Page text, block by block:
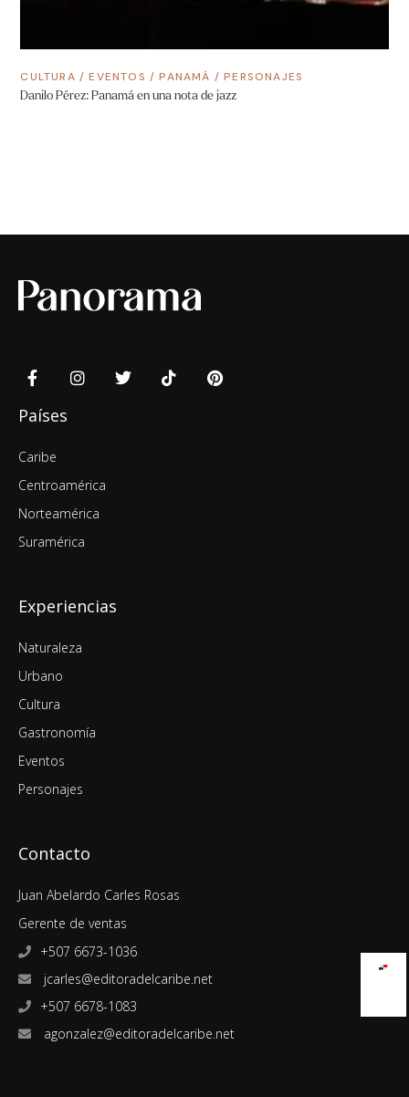
CULTURA /EVENTOS /PANAMÁ /PERSONAJES
Danilo Pérez: Panamá en una nota de jazz
Países
Caribe
Centroamérica
Norteamérica
Suramérica
Experiencias
Naturaleza
Urbano
Cultura
Gastronomía
Eventos
Personajes
Contacto
Juan Abelardo Carles Rosas
Gerente de ventas
+507 6673-1036
jcarles@editoradelcaribe.net
+507 6678-1083
agonzalez@editoradelcaribe.net